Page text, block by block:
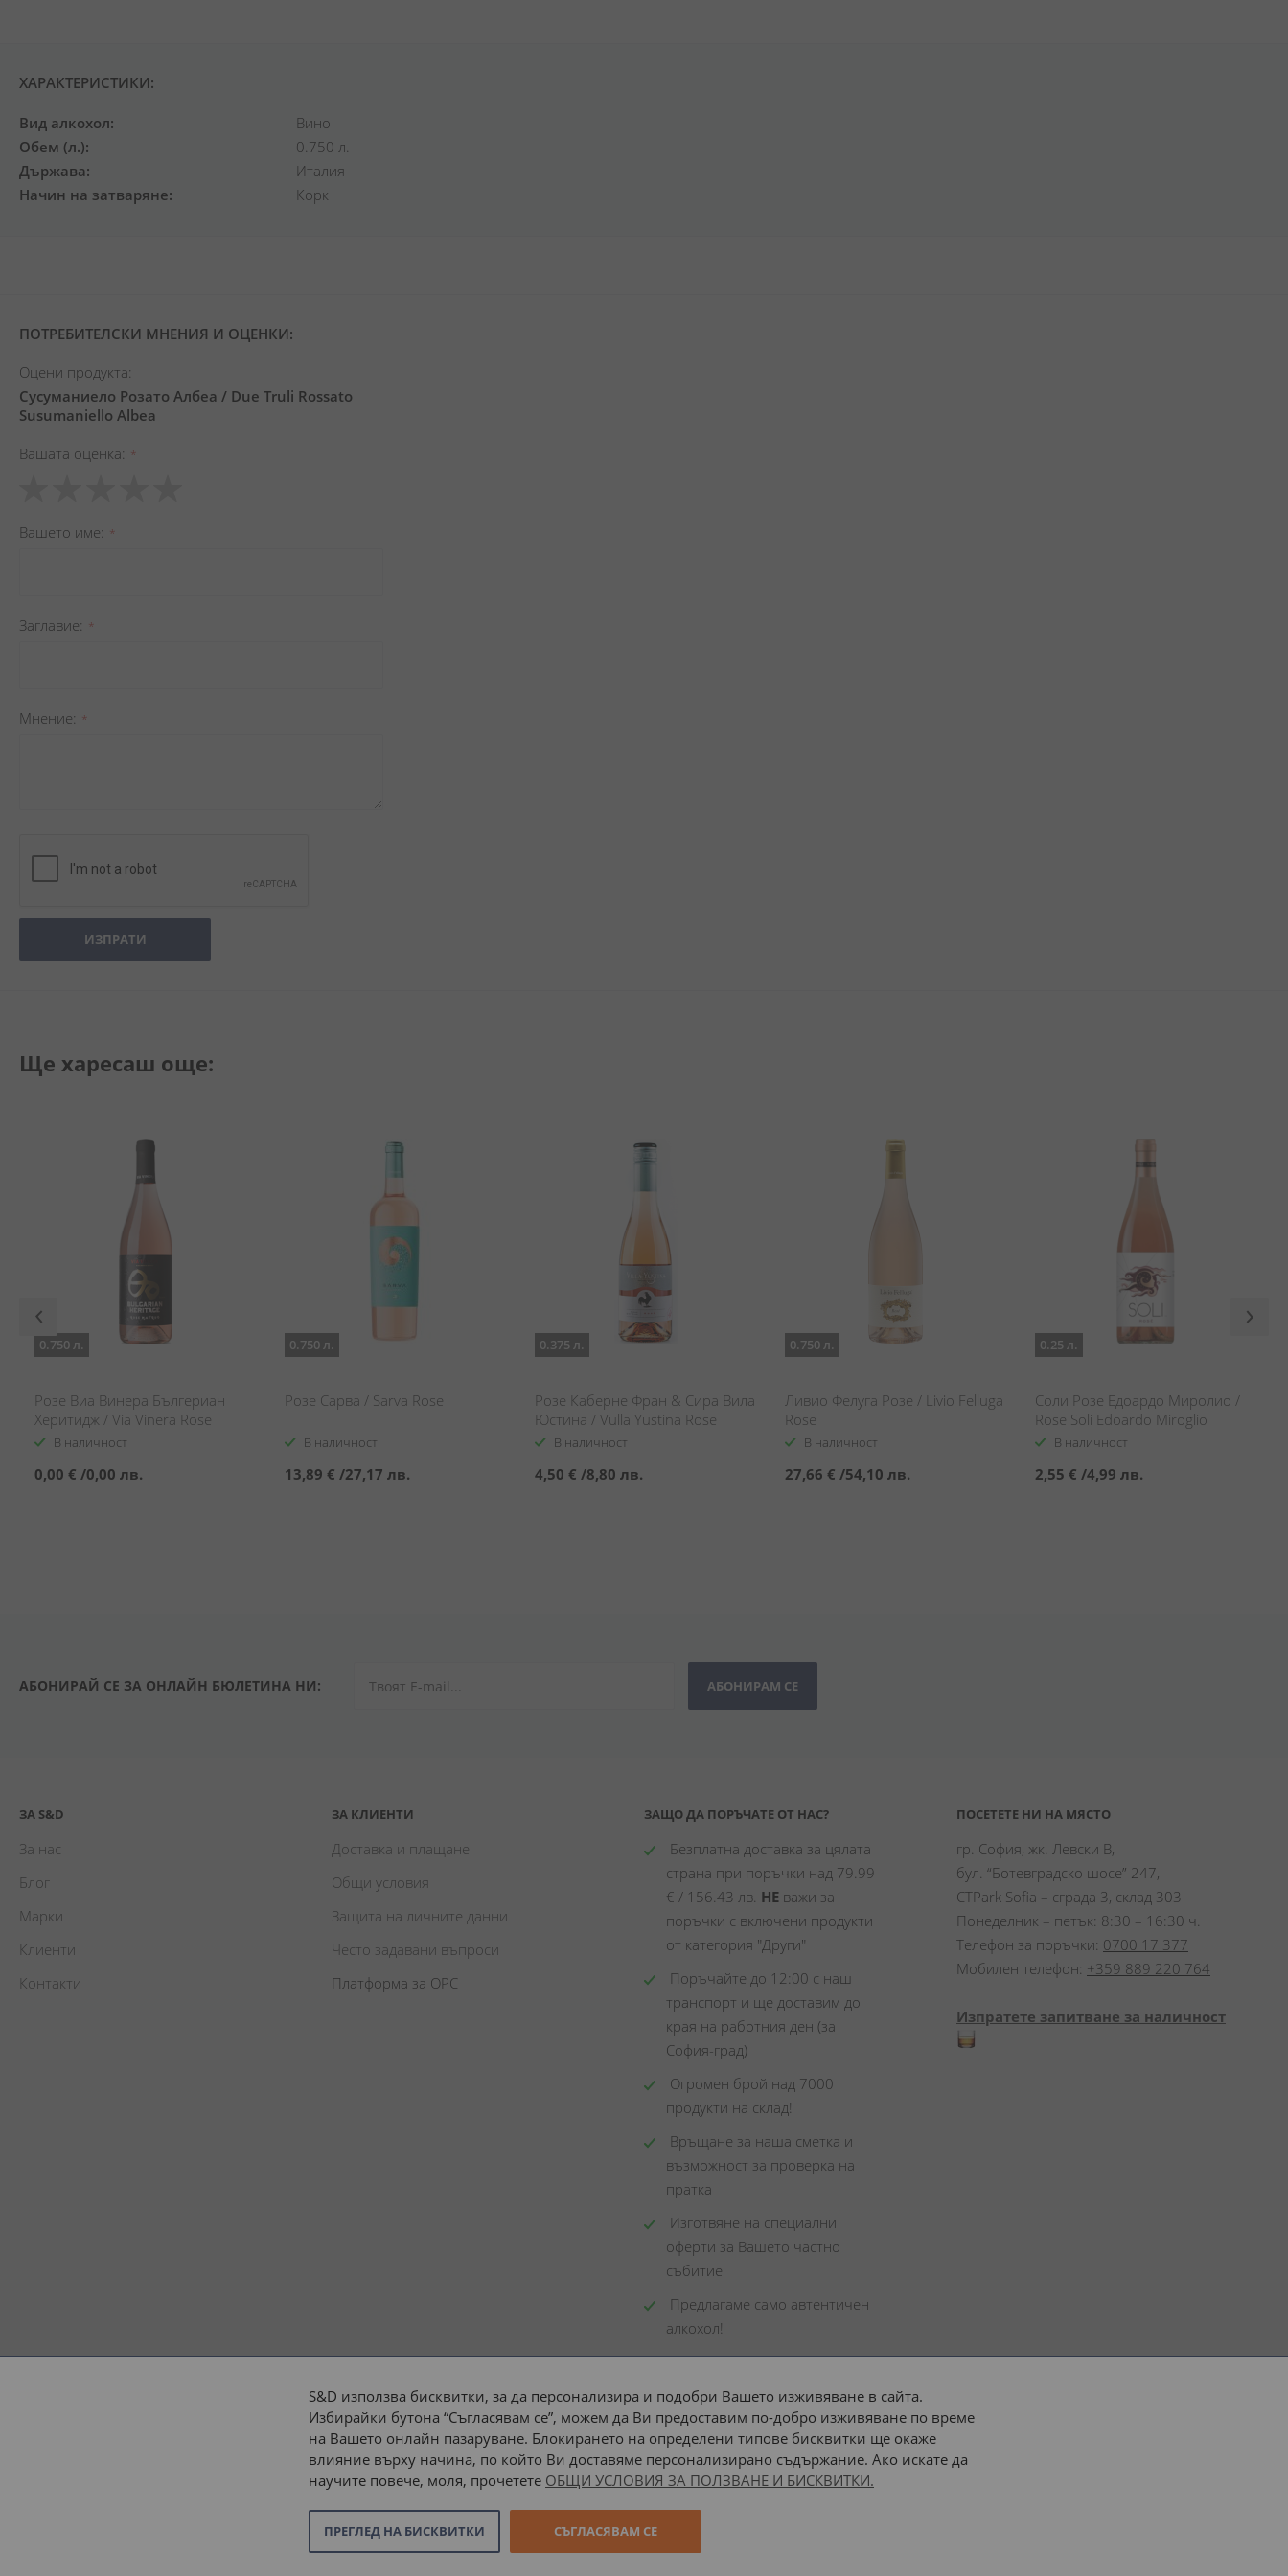
ХАРАКТЕРИСТИКИ:
Вид алкохол
Вино
Обем (л.)
0.750 л.
Държава
Италия
Начин на затваряне
Корк
ПОТРЕБИТЕЛСКИ МНЕНИЯ И ОЦЕНКИ:
Оцени продукта:
Сусуманиело Розато Албеа / Due Truli Rossato
Susumaniello Albea
Вашата оценка
star
stars
stars
stars
stars
Вашето име
Заглавиe
Мнение
ИЗПРАТИ
Ще харесаш още:
0.750 л.
Розе Виа Винера Бългериан
Херитидж / Via Vinera Rose
Bulgarian Heritage
В наличност
0,00 € /0,00 лв.
0.750 л.
Розе Сарва / Sarva Rose
В наличност
13,89 € /27,17 лв.
0.375 л.
Розе Каберне Фран & Сира Вила
Юстина / Vulla Yustina Rose
В наличност
4,50 € /8,80 лв.
0.750 л.
Ливио Фелуга Розе / Livio Felluga
Rose
В наличност
27,66 € /54,10 лв.
0.25 л.
Соли Розе Едоардо Миролио /
Rose Soli Edoardo Miroglio
В наличност
2,55 € /4,99 лв.
АБОНИРАЙ СЕ ЗА ОНЛАЙН БЮЛЕТИНА НИ: АБОНИРАМ СЕ
ЗА S&D
За нас
Блог
Марки
Клиенти
Контакти
ЗА КЛИЕНТИ
Доставка и плащане
Общи условия
Защита на личните данни
Често задавани въпроси
Платформа за ОРС
ЗАЩО ДА ПОРЪЧАТЕ ОТ НАС?
Безплатна доставка за цялата
страна при поръчки над 79.99
€ / 156.43 лв. НЕ важи за
поръчки с включени продукти
от категория "Други"
Поръчайте до 12:00 с наш
транспорт и ще доставим до
края на работния ден (за
София-град)
Огромен брой над 7000
продукти на склад!
Връщане за наша сметка и
възможност за проверка на
пратка
Изготвяне на специални
оферти за Вашето частно
събитие
Предлагаме само автентичен
алкохол!
ПОСЕТЕТЕ НИ НА МЯСТО
гр. София, жк. Левски В,
бул. “Ботевградско шосе” 247,
CTPark Sofia – сграда 3, склад 303
Понеделник – петък: 8:30 – 16:30 ч.
Телефон за поръчки: 0700 17 377
Мобилен телефон: +359 889 220 764
Изпратете запитване за наличност
Доставка до адрес с: или наш транспорт
© 2026 “С и Д Комерсиал” ООД. Всички права запазени. Онлайн магазин от
S&D използва бисквитки, за да персонализира и подобри Вашето изживяване в сайта.
Избирайки бутона “Съгласявам се”, можем да Ви предоставим по-добро изживяване по време
на Вашето онлайн пазаруване. Блокирането на определени типове бисквитки ще окаже
влияние върху начина, по който Ви доставяме персонализирано съдържание. Ако искате да
научите повече, моля, прочетете ОБЩИ УСЛОВИЯ ЗА ПОЛЗВАНЕ И БИСКВИТКИ.
СЪГЛАСЯВАМ СЕ
ПРЕГЛЕД НА БИСКВИТКИ